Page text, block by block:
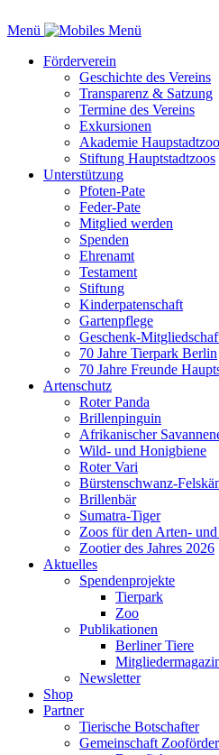
Menü
Förderverein
Geschichte des Vereins
Transparenz & Satzung
Termine des Vereins
Exkursionen
Akademie
Stiftung Hauptstadtzoos
Unterstützung
Pfoten-Pate
Feder-Pate
Mitglied werden
Spenden
Ehrenamt
Testament
Stiftung
Kinderpatenschaft
Gartenpflege
Geschenk-
70 Jahre Tierpark Berlin
70 Jahre Freunde
Artenschutz
Roter Panda
Brillenpinguin
Afrikanischer
Wild- und Honigbiene
Roter Vari
Bürstenschwanz-
Brillenbär
Sumatra-Tiger
Zoos für den Arten-
Zootier des Jahres 2026
Aktuelles
Spendenprojekte
Tierpark
Zoo
Publikationen
Berliner Tiere
Newsletter
Shop
Partner
Tierische Botschafter
Gemeinschaft